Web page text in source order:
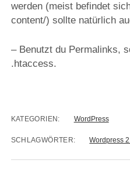
werden (meist befindet
content/) sollte natürlich
– Benutzt du Permalinks,
.htaccess.
KATEGORIEN: WordPress
SCHLAGWÖRTER: Wordpress